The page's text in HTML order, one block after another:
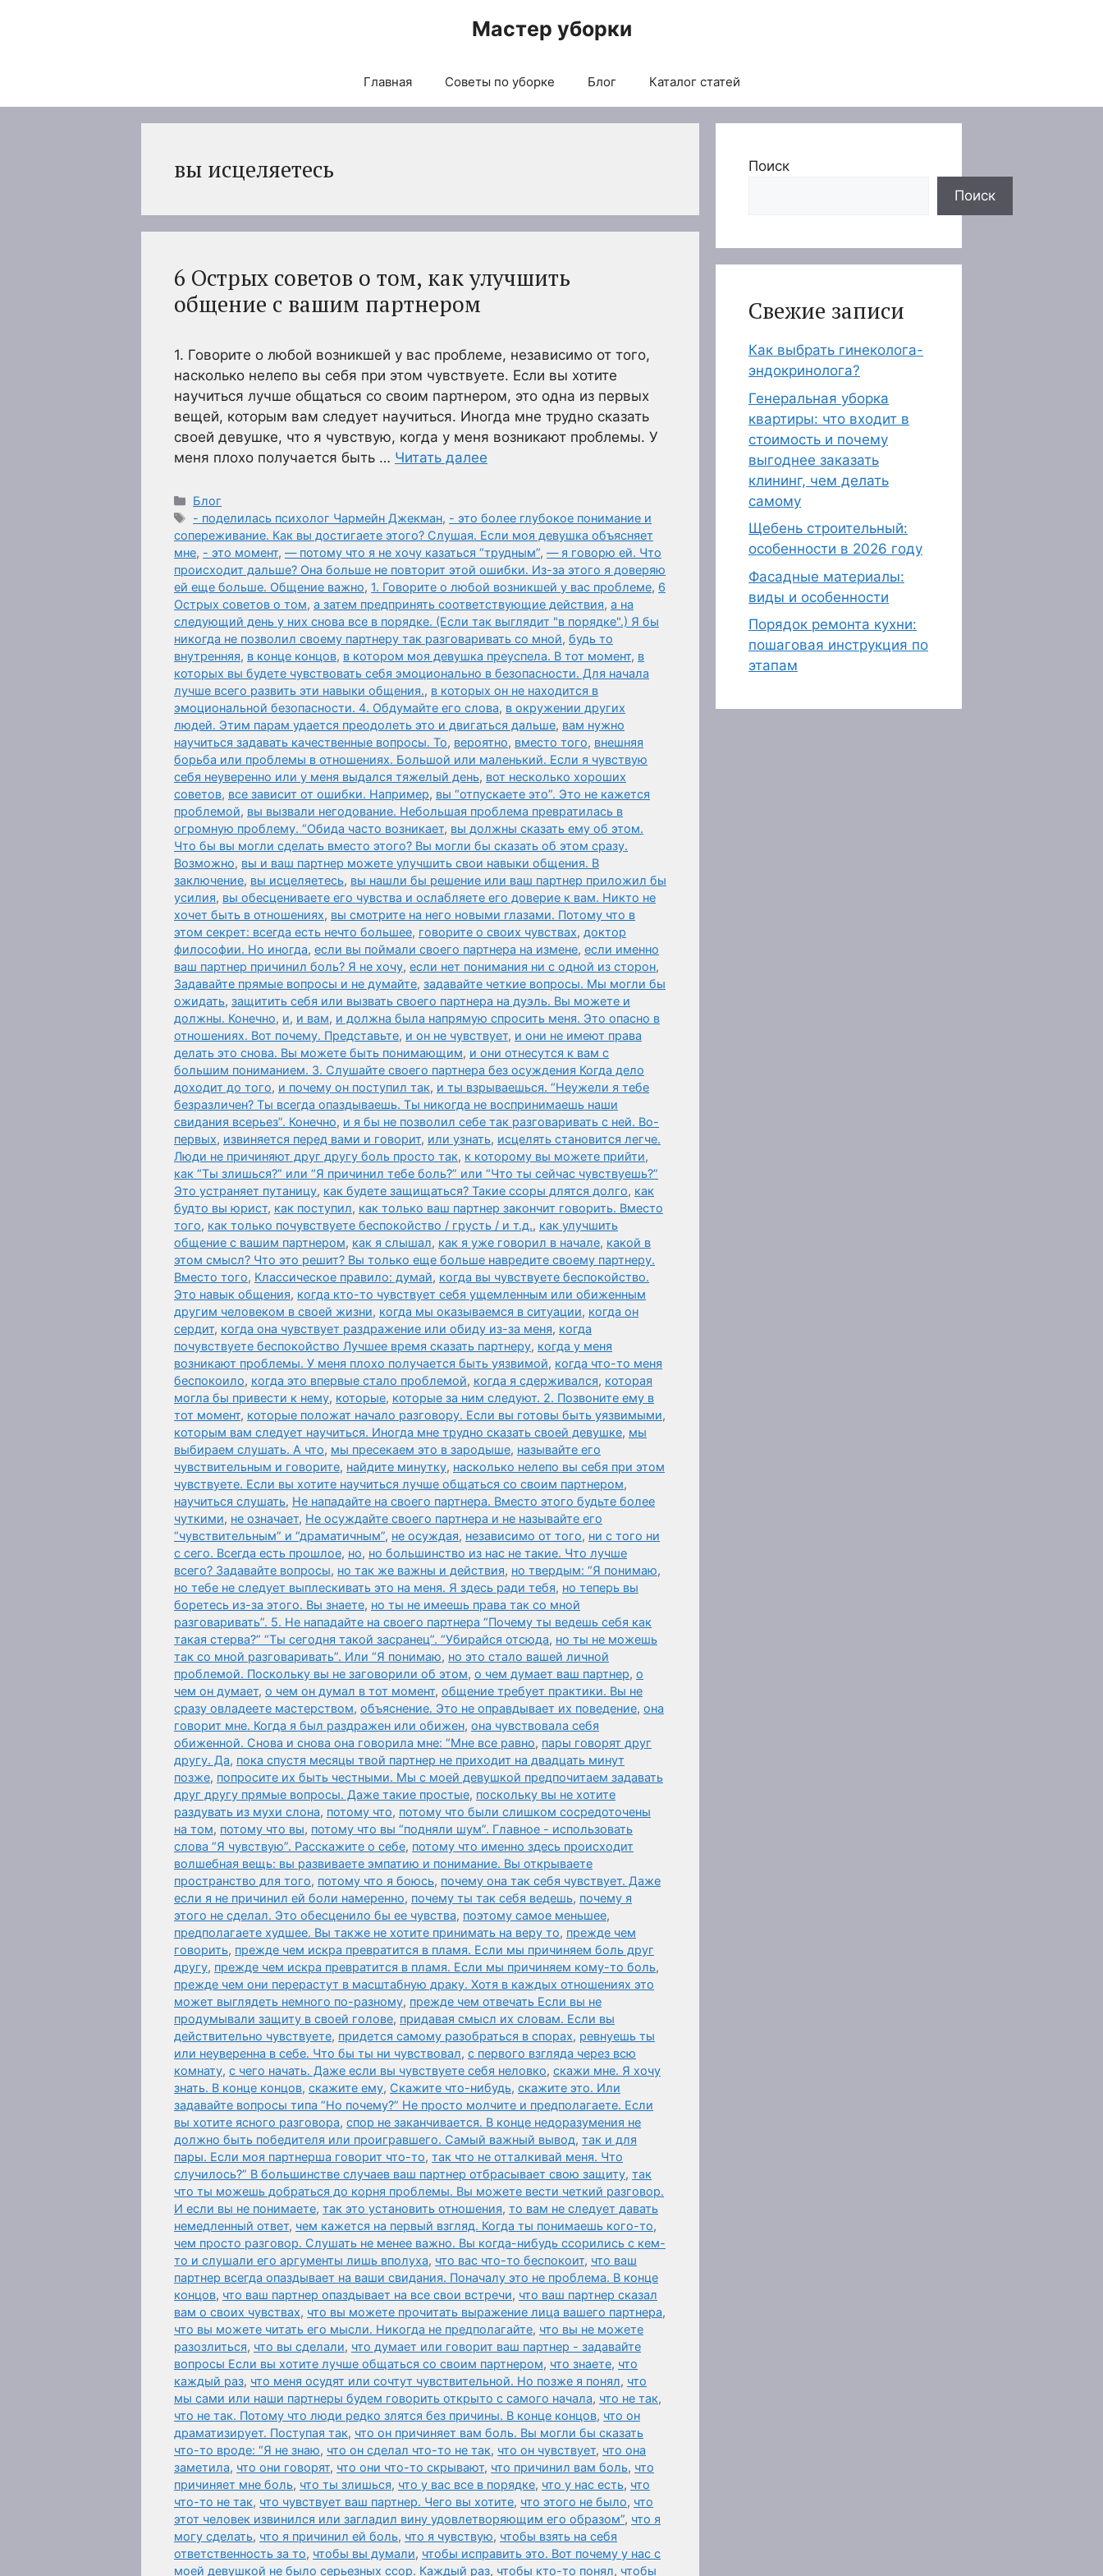
Мастер уборки
Главная Советы по уборке Блог Каталог статей
вы исцеляетесь
6 Острых советов о том, как улучшить
общение с вашим партнером
1. Говорите о любой возникшей у вас проблеме, независимо от того,
насколько нелепо вы себя при этом чувствуете. Если вы хотите
научиться лучше общаться со своим партнером, это одна из первых
вещей, которым вам следует научиться. Иногда мне трудно сказать
своей девушке, что я чувствую, когда у меня возникают проблемы. У
меня плохо получается быть … Читать далее
Рубрики
Блог
Метки
- поделилась психолог Чармейн Джекман, - это более глубокое понимание и
сопереживание. Как вы достигаете этого? Слушая. Если моя девушка объясняет
мне, - это момент, — потому что я не хочу казаться “трудным”, — я говорю ей. Что
происходит дальше? Она больше не повторит этой ошибки. Из-за этого я доверяю
ей еще больше. Общение важно, 1. Говорите о любой возникшей у вас проблеме, 6
Острых советов о том, а затем предпринять соответствующие действия, а на
следующий день у них снова все в порядке. (Если так выглядит "в порядке".) Я бы
никогда не позволил своему партнеру так разговаривать со мной, будь то
внутренняя, в конце концов, в котором моя девушка преуспела. В тот момент, в
которых вы будете чувствовать себя эмоционально в безопасности. Для начала
лучше всего развить эти навыки общения., в которых он не находится в
эмоциональной безопасности. 4. Обдумайте его слова, в окружении других
людей. Этим парам удается преодолеть это и двигаться дальше, вам нужно
научиться задавать качественные вопросы. То, вероятно, вместо того, внешняя
борьба или проблемы в отношениях. Большой или маленький. Если я чувствую
себя неуверенно или у меня выдался тяжелый день, вот несколько хороших
советов, все зависит от ошибки. Например, вы “отпускаете это”. Это не кажется
проблемой, вы вызвали негодование. Небольшая проблема превратилась в
огромную проблему. “Обида часто возникает, вы должны сказать ему об этом.
Что бы вы могли сделать вместо этого? Вы могли бы сказать об этом сразу.
Возможно, вы и ваш партнер можете улучшить свои навыки общения. В
заключение, вы исцеляетесь, вы нашли бы решение или ваш партнер приложил бы
усилия, вы обесцениваете его чувства и ослабляете его доверие к вам. Никто не
хочет быть в отношениях, вы смотрите на него новыми глазами. Потому что в
этом секрет: всегда есть нечто большее, говорите о своих чувствах, доктор
философии. Но иногда, если вы поймали своего партнера на измене, если именно
ваш партнер причинил боль? Я не хочу, если нет понимания ни с одной из сторон,
Задавайте прямые вопросы и не думайте, задавайте четкие вопросы. Мы могли бы
ожидать, защитить себя или вызвать своего партнера на дуэль. Вы можете и
должны. Конечно, и, и вам, и должна была напрямую спросить меня. Это опасно в
отношениях. Вот почему. Представьте, и он не чувствует, и они не имеют права
делать это снова. Вы можете быть понимающим, и они отнесутся к вам с
большим пониманием. 3. Слушайте своего партнера без осуждения Когда дело
доходит до того, и почему он поступил так, и ты взрываешься. “Неужели я тебе
безразличен? Ты всегда опаздываешь. Ты никогда не воспринимаешь наши
свидания всерьез”. Конечно, и я бы не позволил себе так разговаривать с ней. Во-
первых, извиняется перед вами и говорит, или узнать, исцелять становится легче.
Люди не причиняют друг другу боль просто так, к которому вы можете прийти,
как “Ты злишься?” или “Я причинил тебе боль?” или “Что ты сейчас чувствуешь?”
Это устраняет путаницу, как будете защищаться? Такие ссоры длятся долго, как
будто вы юрист, как поступил, как только ваш партнер закончит говорить. Вместо
того, как только почувствуете беспокойство / грусть / и т.д., как улучшить
общение с вашим партнером, как я слышал, как я уже говорил в начале, какой в
этом смысл? Что это решит? Вы только еще больше навредите своему партнеру.
Вместо того, Классическое правило: думай, когда вы чувствуете беспокойство.
Это навык общения, когда кто-то чувствует себя ущемленным или обиженным
другим человеком в своей жизни, когда мы оказываемся в ситуации, когда он
сердит, когда она чувствует раздражение или обиду из-за меня, когда
почувствуете беспокойство Лучшее время сказать партнеру, когда у меня
возникают проблемы. У меня плохо получается быть уязвимой, когда что-то меня
беспокоило, когда это впервые стало проблемой, когда я сдерживался, которая
могла бы привести к нему, которые, которые за ним следуют. 2. Позвоните ему в
тот момент, которые положат начало разговору. Если вы готовы быть уязвимыми,
которым вам следует научиться. Иногда мне трудно сказать своей девушке, мы
выбираем слушать. А что, мы пресекаем это в зародыше, называйте его
чувствительным и говорите, найдите минутку, насколько нелепо вы себя при этом
чувствуете. Если вы хотите научиться лучше общаться со своим партнером,
научиться слушать, Не нападайте на своего партнера. Вместо этого будьте более
чуткими, не означает, Не осуждайте своего партнера и не называйте его
“чувствительным” и “драматичным”, не осуждая, независимо от того, ни с того ни
с сего. Всегда есть прошлое, но, но большинство из нас не такие. Что лучше
всего? Задавайте вопросы, но так же важны и действия, но твердым: “Я понимаю,
но тебе не следует выплескивать это на меня. Я здесь ради тебя, но теперь вы
боретесь из-за этого. Вы знаете, но ты не имеешь права так со мной
разговаривать”. 5. Не нападайте на своего партнера “Почему ты ведешь себя как
такая стерва?” “Ты сегодня такой засранец”. “Убирайся отсюда, но ты не можешь
так со мной разговаривать”. Или “Я понимаю, но это стало вашей личной
проблемой. Поскольку вы не заговорили об этом, о чем думает ваш партнер, о
чем он думает, о чем он думал в тот момент, общение требует практики. Вы не
сразу овладеете мастерством, объяснение. Это не оправдывает их поведение, она
говорит мне. Когда я был раздражен или обижен, она чувствовала себя
обиженной. Снова и снова она говорила мне: “Мне все равно, пары говорят друг
другу. Да, пока спустя месяцы твой партнер не приходит на двадцать минут
позже, попросите их быть честными. Мы с моей девушкой предпочитаем задавать
друг другу прямые вопросы. Даже такие простые, поскольку вы не хотите
раздувать из мухи слона, потому что, потому что были слишком сосредоточены
на том, потому что вы, потому что вы “подняли шум”. Главное - использовать
слова “Я чувствую”. Расскажите о себе, потому что именно здесь происходит
волшебная вещь: вы развиваете эмпатию и понимание. Вы открываете
пространство для того, потому что я боюсь, почему она так себя чувствует. Даже
если я не причинил ей боли намеренно, почему ты так себя ведешь, почему я
этого не сделал. Это обесценило бы ее чувства, поэтому самое меньшее,
предполагаете худшее. Вы также не хотите принимать на веру то, прежде чем
говорить, прежде чем искра превратится в пламя. Если мы причиняем боль друг
другу, прежде чем искра превратится в пламя. Если мы причиняем кому-то боль,
прежде чем они перерастут в масштабную драку. Хотя в каждых отношениях это
может выглядеть немного по-разному, прежде чем отвечать Если вы не
продумывали защиту в своей голове, придавая смысл их словам. Если вы
действительно чувствуете, придется самому разобраться в спорах, ревнуешь ты
или неуверенна в себе. Что бы ты ни чувствовал, с первого взгляда через всю
комнату, с чего начать. Даже если вы чувствуете себя неловко, скажи мне. Я хочу
знать. В конце концов, скажите ему, Скажите что-нибудь, скажите это. Или
задавайте вопросы типа “Но почему?” Не просто молчите и предполагаете. Если
вы хотите ясного разговора, спор не заканчивается. В конце недоразумения не
должно быть победителя или проигравшего. Самый важный вывод, так и для
пары. Если моя партнерша говорит что-то, так что не отталкивай меня. Что
случилось?” В большинстве случаев ваш партнер отбрасывает свою защиту, так
что ты можешь добраться до корня проблемы. Вы можете вести четкий разговор.
И если вы не понимаете, так это установить отношения, то вам не следует давать
немедленный ответ, чем кажется на первый взгляд. Когда ты понимаешь кого-то,
чем просто разговор. Слушать не менее важно. Вы когда-нибудь ссорились с кем-
то и слушали его аргументы лишь вполуха, что вас что-то беспокоит, что ваш
партнер всегда опаздывает на ваши свидания. Поначалу это не проблема. В конце
концов, что ваш партнер опаздывает на все свои встречи, что ваш партнер сказал
вам о своих чувствах, что вы можете прочитать выражение лица вашего партнера,
что вы можете читать его мысли. Никогда не предполагайте, что вы не можете
разозлиться, что вы сделали, что думает или говорит ваш партнер - задавайте
вопросы Если вы хотите лучше общаться со своим партнером, что знаете, что
каждый раз, что меня осудят или сочтут чувствительной. Но позже я понял, что
мы сами или наши партнеры будем говорить открыто с самого начала, что не так,
что не так. Потому что люди редко злятся без причины. В конце концов, что он
драматизирует. Поступая так, что он причиняет вам боль. Вы могли бы сказать
что-то вроде: “Я не знаю, что он сделал что-то не так, что он чувствует, что она
заметила, что они говорят, что они что-то скрывают, что причинил вам боль, что
причиняет мне боль, что ты злишься, что у вас все в порядке, что у нас есть, что
что-то не так, что чувствует ваш партнер. Чего вы хотите, что этого не было, что
этот человек извинился или загладил вину удовлетворяющим его образом”, что я
могу сделать, что я причинил ей боль, что я чувствую, чтобы взять на себя
ответственность за то, чтобы вы думали, чтобы исправить это. Вот почему у нас с
моей девушкой не было серьезных ссор. Каждый раз, чтобы кто-то понял, чтобы
Поиск
Поиск
Свежие записи
Как выбрать гинеколога-
эндокринолога?
Генеральная уборка
квартиры: что входит в
стоимость и почему
выгоднее заказать
клининг, чем делать
самому
Щебень строительный:
особенности в 2026 году
Фасадные материалы:
виды и особенности
Порядок ремонта кухни:
пошаговая инструкция по
этапам